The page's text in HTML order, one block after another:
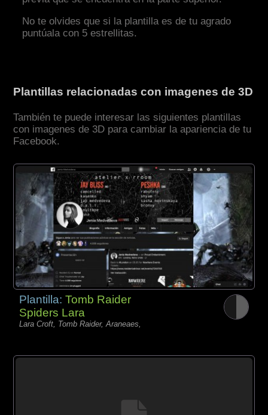
No te olvides que si la plantilla es de tu agrado
puntúala con 5 estrellitas.
Plantillas relacionadas con imagenes de 3D
También te puede interesar las siguientes plantillas
con imagenes de 3D para cambiar la apariencia de tu
Facebook.
Plantilla:Tomb Raider
Spiders Lara
Lara Croft, Tomb Raider, Araneaes,